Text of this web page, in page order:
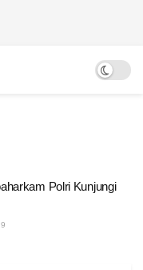
Polri Kunjungi